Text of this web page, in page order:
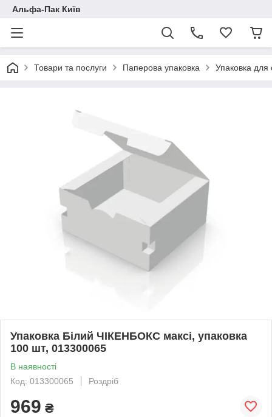
Альфа-Пак Київ
Товари та послуги Паперова упаковка Упаковка для
Упаковка Білий ЧІКЕНБОКС максі, упаковка
100 шт, 013300065
В наявності
Код: 013300065
Роздріб
969 ₴